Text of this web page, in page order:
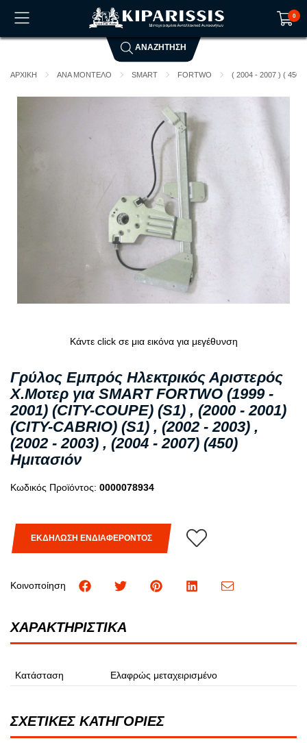
0
Το καλάθι αγορών είναι άδειο!
ΑΝΑΖΗΤΗΣΗ
ΑΡΧΙΚΗ ΑΝΑ ΜΟΝΤΕΛΟ SMART FORTWO ( 2004 - 2007 ) ( 450 )
Κάντε click σε μια εικόνα για μεγέθυνση
Γρύλος Εμπρός Ηλεκτρικός Αριστερός
Χ.Μοτερ για SMART FORTWO (1999 -
2001) (CITY-COUPE) (S1) , (2000 - 2001)
(CITY-CABRIO) (S1) , (2002 - 2003) ,
(2002 - 2003) , (2004 - 2007) (450)
Ημιτασιόν
Κωδικός Προϊόντος: 0000078934
ΕΚΔΗΛΩΣΗ ΕΝΔΙΑΦΕΡΟΝΤΟΣ
Κοινοποίηση
ΧΑΡΑΚΤΗΡΙΣΤΙΚΑ
Κατάσταση Ελαφρώς μεταχειρισμένο
ΣΧΕΤΙΚΕΣ ΚΑΤΗΓΟΡΙΕΣ